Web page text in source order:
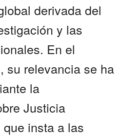
derivada del
y las
En el
su relevancia se ha
la
Justicia
insta a las